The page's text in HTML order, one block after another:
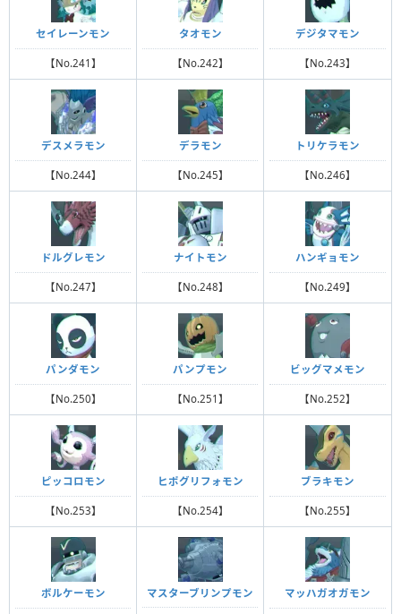
セイレーンモン
【No.241】
タオモン
【No.242】
デジタマモン
【No.243】
デスメラモン
【No.244】
デラモン
【No.245】
トリケラモン
【No.246】
ドルグレモン
【No.247】
ナイトモン
【No.248】
ハンギョモン
【No.249】
パンダモン
【No.250】
パンプモン
【No.251】
ビッグマメモン
【No.252】
ピッコロモン
【No.253】
ヒポグリフォモン
【No.254】
ブラキモン
【No.255】
ボルケーモン マスターブリンプモン マッハガオガモン